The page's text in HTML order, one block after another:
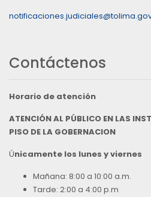
Contáctenos
Horario de atención
ATENCIÓN AL PÚBLICO EN LAS
PISO DE LA GOBERNACION
Únicamente los lunes y viernes
Mañana: 8:00 a 10:00 a.m.
Tarde: 2:00 a 4:00 p.m